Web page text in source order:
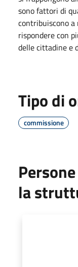
sono fattori di
contribuiscono
rispondere con
delle cittadine e
Tipo di
commissione
la